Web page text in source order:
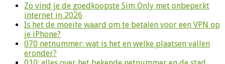
Zo vind je de goedkoopste Sim Only met onbeperkt
internet in 2026
Is het de moeite waard om te betalen voor een VPN op
je iPhone?
070 netnummer: wat is het en welke plaatsen vallen
eronder?